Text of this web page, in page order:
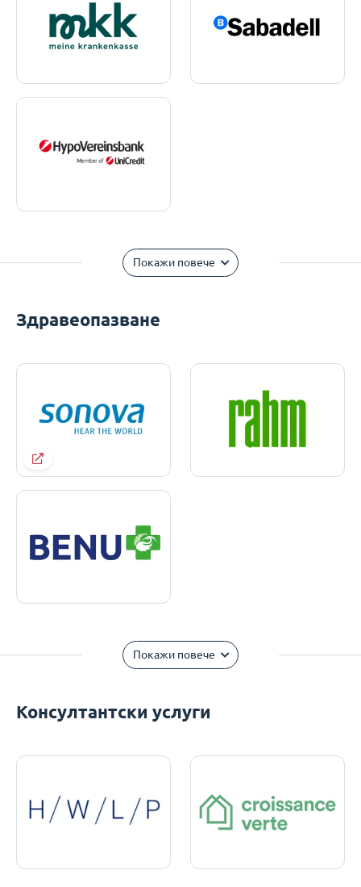
Покажи повече
Здравеопазване
Покажи повече
Консултантски услуги